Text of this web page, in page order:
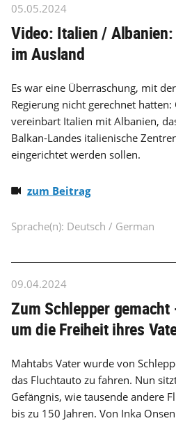
05.05.2024
Video: Italien /
im Ausland
Es war eine Überraschung, mit
Regierung nicht gerechnet
vereinbart Italien mit Albanien,
Balkan-Landes italienische
eingerichtet werden sollen.
zum Beitrag
Sprache(n): Deutsch / German
09.04.2024
Zum Schlepper
um die Freiheit ihres
Mahtabs Vater wurde von
das Fluchtauto zu fahren. Nun
Gefängnis, wie tausende andere
bis zu 150 Jahren. Von Inka Onsen